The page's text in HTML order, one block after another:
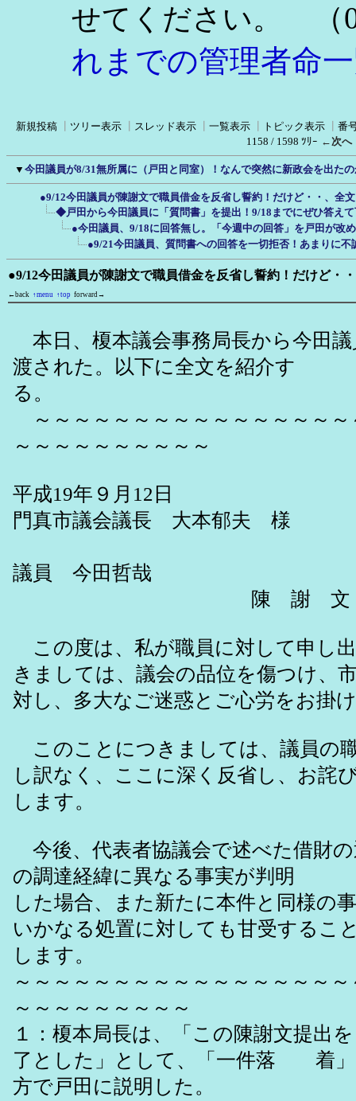
せてください。
（
れまでの管理者命
新規投稿 ツリー表示 スレッド表示 一覧表示 トピック表示
番
1158 / 1598 ﾂﾘｰ ←次へ
▼ 今田議員が8/31無所属に（戸田と同室）！なんで突然に新政会を出た
●9/12今田議員が陳謝文で職員借金を反省し誓約！だけど・・、全
◆戸田から今田議員に「質問書」を提出！9/18までにぜひ答え
●今田議員、9/18に回答無し。「今週中の回答」を戸田が改
●9/21今田議員、質問書への回答を一切拒否！あまりに不
●9/12今田議員が陳謝文で職員借金を反省し誓約！だけど・
←back ↑menu ↑top forward→
本日、榎本議会事務局長から今田
渡された。以下に全文を紹介す
る。
～～～～～～～～～～～～～～～～
～～～～～～～～～～
平成19年９月12日
門真市議会議長 大本郁夫 様
議員 今田哲哉
陳 謝
この度は、私が職員に対して申し
きましては、議会の品位を傷つけ、
対し、多大なご迷惑とご心労をお掛
このことにつきましては、議員の
し訳なく、ここに深く反省し、お詫
します。
今後、代表者協議会で述べた借財
の調達経緯に異なる事実が判明
した場合、また新たに本件と同様の
いかなる処置に対しても甘受するこ
します。
～～～～～～～～～～～～～～～～
～～～～～～～～～
１：榎本局長は、「この陳謝文提出
了とした」として、「一件落 着」
方で戸田に説明した。